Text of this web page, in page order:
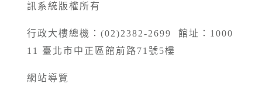
訊系統版權所有
行政大樓總機：(02)2382-2699 館址：1000
11 臺北市中正區館前路71號5樓
網站導覽